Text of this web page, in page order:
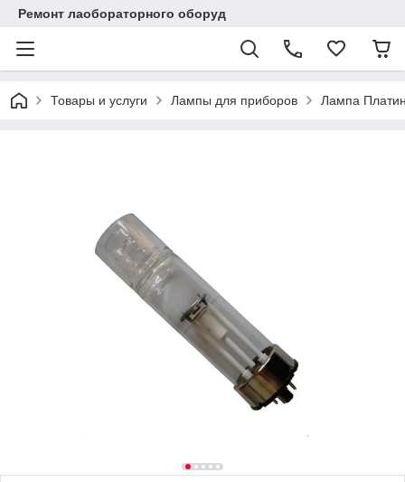
Ремонт лаобораторного оборуд
Товары и услуги Лампы для приборов Лампа